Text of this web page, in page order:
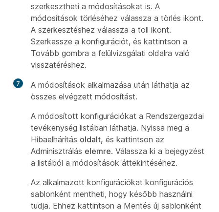
szerkesztheti a módosításokat is. A
módosítások törléséhez válassza a törlés ikont.
A szerkesztéshez válassza a toll ikont.
Szerkessze a konfigurációt, és kattintson a
Tovább gombra a felülvizsgálati oldalra való
visszatéréshez.
7
A módosítások alkalmazása után láthatja az
összes elvégzett módosítást.
A módosított konfigurációkat a Rendszergazdai
tevékenység listában láthatja. Nyissa meg a
Hibaelhárítás oldalt, és kattintson az
Adminisztrálás elemre. Válassza ki a bejegyzést
a listából a módosítások áttekintéséhez.
Az alkalmazott konfigurációkat konfigurációs
sablonként mentheti, hogy később használni
tudja. Ehhez kattintson a Mentés új sablonként